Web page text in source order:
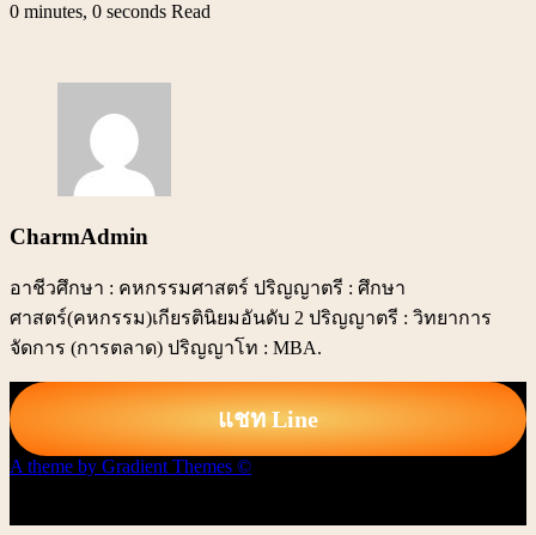
0 minutes, 0 seconds Read
CharmAdmin
อาชีวศึกษา : คหกรรมศาสตร์ ปริญญาตรี : ศึกษา
ศาสตร์(คหกรรม)เกียรตินิยมอันดับ 2 ปริญญาตรี : วิทยาการ
จัดการ (การตลาด) ปริญญาโท : MBA.
แชท Line
A theme by Gradient Themes ©